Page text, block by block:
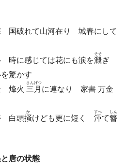
国破れて山河在り 城春にして
に感じては花にも涙を濺
そそ
ぎ
驚かす
烽火 三
さん
月
げつ
に連なり 家書 万金
白頭掻
か
けども更に短く 渾
すべ
て簪
しん
唐の状態